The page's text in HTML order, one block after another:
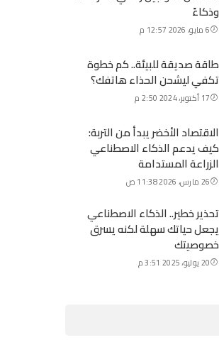
وذكاءً
6 مايو، 2026 12:57 م
طاقة صديقة للبيئة.. كم خطوة
تكفي ليشحن الحذاء هاتفك؟
17 أكتوبر، 2024 2:50 م
الاقتصاد الأخضر يبدأ من التربة:
كيف يدعم الذكاء الاصطناعي
الزراعة المستدامة
26 مارس، 2026 11:38 ص
تحذير خطير.. الذكاء الاصطناعي
يجعل حياتك سهلة لكنه يسرق
خصوصيتك
20 يوليو، 2025 3:51 م